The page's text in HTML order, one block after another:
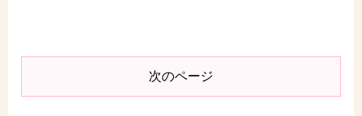
次のページ